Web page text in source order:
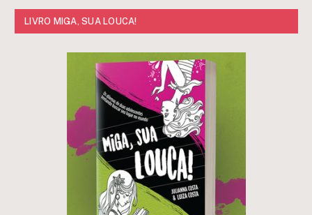
LIVRO MIGA, SUA LOUCA!